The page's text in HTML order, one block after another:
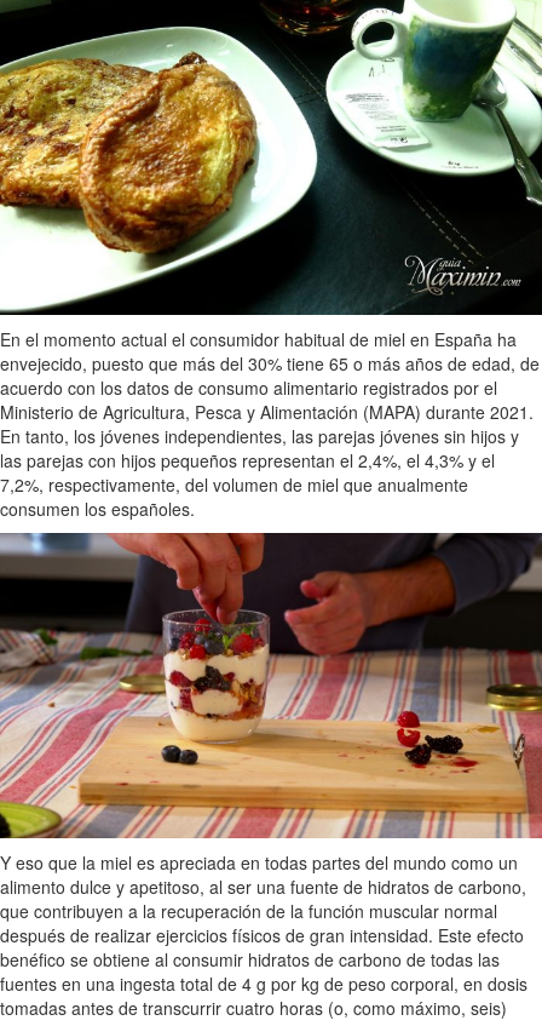
En el momento actual el consumidor habitual de miel en España ha
envejecido, puesto que más del 30% tiene 65 o más años de edad, de
acuerdo con los datos de consumo alimentario registrados por el
Ministerio de Agricultura, Pesca y Alimentación (MAPA) durante 2021.
En tanto, los jóvenes independientes, las parejas jóvenes sin hijos y
las parejas con hijos pequeños representan el 2,4%, el 4,3% y el
7,2%, respectivamente, del volumen de miel que anualmente
consumen los españoles.
Y eso que la miel es apreciada en todas partes del mundo como un
alimento dulce y apetitoso, al ser una fuente de hidratos de carbono,
que contribuyen a la recuperación de la función muscular normal
después de realizar ejercicios físicos de gran intensidad. Este efecto
benéfico se obtiene al consumir hidratos de carbono de todas las
fuentes en una ingesta total de 4 g por kg de peso corporal, en dosis
tomadas antes de transcurrir cuatro horas (o, como máximo, seis)